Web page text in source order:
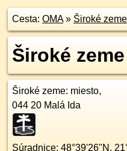
Cesta: OMA» Široké zeme
Široké zeme
Široké zeme: miesto,
044 20 Malá Ida
Súradnice: 48°39'26"N ,